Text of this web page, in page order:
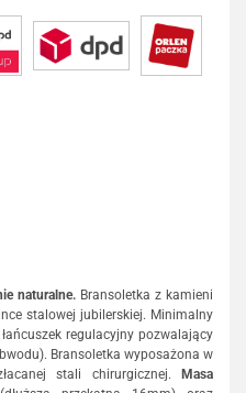
naturalne. Bransoletka z kamieni
stalowej jubilerskiej. Minimalny
regulacyjny pozwalający
Bransoletka wyposażona w
stali chirurgicznej. Masa